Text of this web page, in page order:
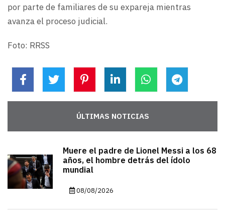
por parte de familiares de su expareja mientras
avanza el proceso judicial.
Foto: RRSS
ÚLTIMAS NOTICIAS
Muere el padre de Lionel Messi a los 68
años, el hombre detrás del ídolo
mundial
08/08/2026